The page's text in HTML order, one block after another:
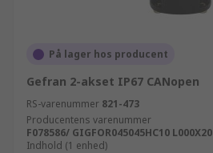
På lager hos producent
Gefran 2-akset IP67 CANopen
RS-varenummer 821-473
Producentens varenummer
F078586/ GIGFOR045045HC10 L000X20
Indhold (1 enhed)